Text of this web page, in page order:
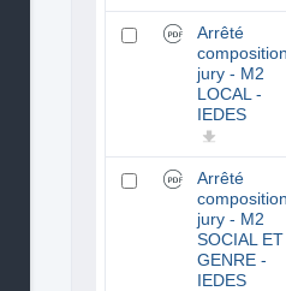
Arrêté
jury - M2
LOCAL -
IEDES
Arrêté
jury - M2
SOCIAL ET
GENRE -
IEDES